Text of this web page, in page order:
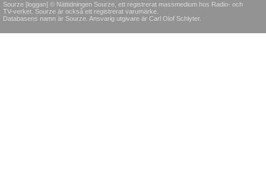
Sourze [loggan] © Nättidningen Sourze, ett registrerat massmedium hos Radio- och
TV-verket. Sourze är också ett registrerat varumärke.
Databasens namn är Sourze. Ansvarig utgivare är Carl Olof Schlyter.